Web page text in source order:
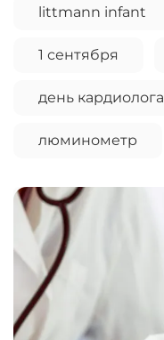
littmann infant
1 сентября
день кардиолога
люминометр